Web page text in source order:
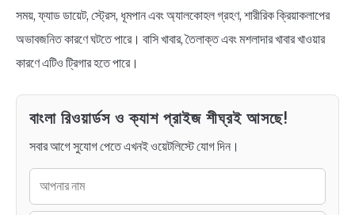
সময়, ফ্যাড ডায়েট, স্ট্রেস, ধূমপান এবং অ্যালকোহল গ্রহণ, শারীরিক ক্রিয়াকলাপের
অভাবজনিত কারণে ঘটতে পারে। বাসি খাবার, তৈলাক্ত এবং মশলাদার খাবার খাওয়ার
কারণে এটিও ট্রিগার হতে পারে।
বাংলা রিওয়ার্ডস ও ক্যাশ প্রাইজ শীঘ্রই আসছে!
সবার আগে সুযোগ পেতে এখনই ওয়েটলিস্টে যোগ দিন।